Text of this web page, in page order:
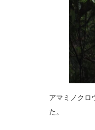
アマミノクロ
た。